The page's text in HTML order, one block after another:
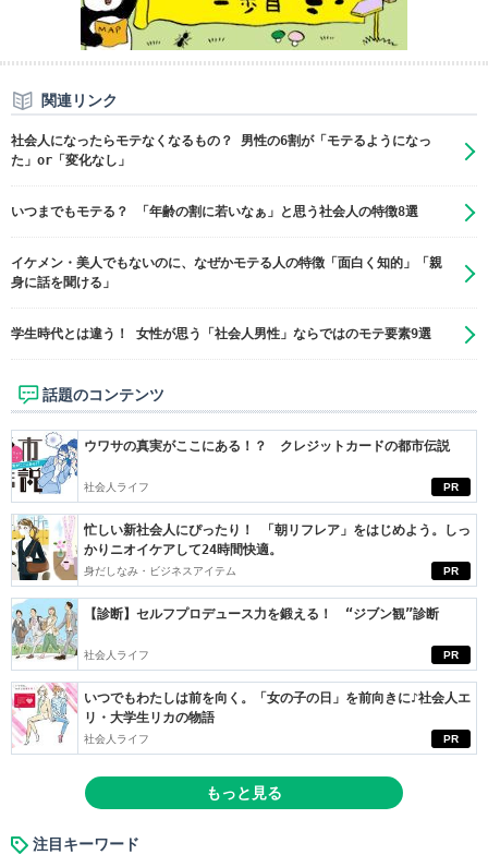
関連リンク
社会人になったらモテなくなるもの？ 男性の6割が「モテるようになっ
た」or「変化なし」
いつまでもモテる？ 「年齢の割に若いなぁ」と思う社会人の特徴8選
イケメン・美人でもないのに、なぜかモテる人の特徴「面白く知的」「親
身に話を聞ける」
学生時代とは違う！ 女性が思う「社会人男性」ならではのモテ要素9選
話題のコンテンツ
PR
ウワサの真実がここにある！？ クレジットカードの都市伝説
社会人ライフ
PR
忙しい新社会人にぴったり！ 「朝リフレア」をはじめよう。しっ
かりニオイケアして24時間快適。
身だしなみ・ビジネスアイテム
PR
【診断】セルフプロデュース力を鍛える！ “ジブン観”診断
社会人ライフ
PR
いつでもわたしは前を向く。「女の子の日」を前向きに♪社会人エ
リ・大学生リカの物語
社会人ライフ
もっと見る
注目キーワード